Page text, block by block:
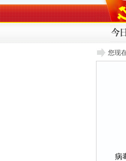
您现
病